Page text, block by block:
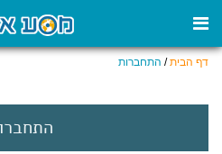
דף הבית/ התחברות